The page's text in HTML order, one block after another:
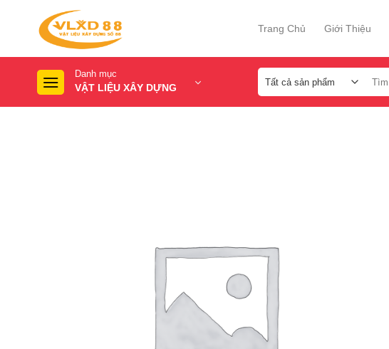
Trang Chủ Giới Thiệu
Danh mục
VẬT LIỆU XÂY DỰNG
kiếm: